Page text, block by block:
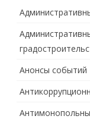
Анонсы событий